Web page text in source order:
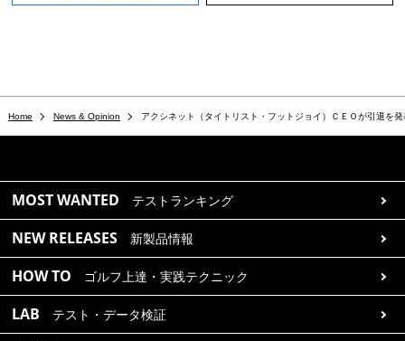
Home News & Opinion アクシネット（タイトリスト・フットジョイ）ＣＥＯが引退を発
MOST WANTED テストランキング
NEW RELEASES 新製品情報
HOW TO ゴルフ上達・実践テクニック
LAB テスト・データ検証